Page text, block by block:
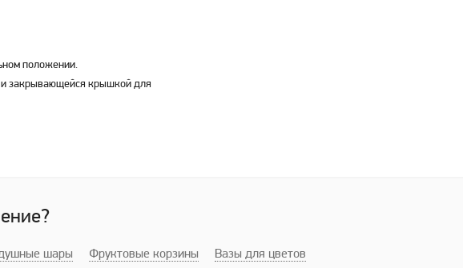
положении.
и закрывающейся крышкой для
шары Фруктовые корзины Вазы для цветов